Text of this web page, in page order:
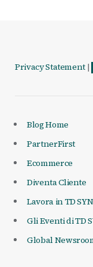
Privacy Statement |
Blog Home
PartnerFirst
Ecommerce
Diventa Cliente
Lavora in TD
Gli Eventi di TD
Global